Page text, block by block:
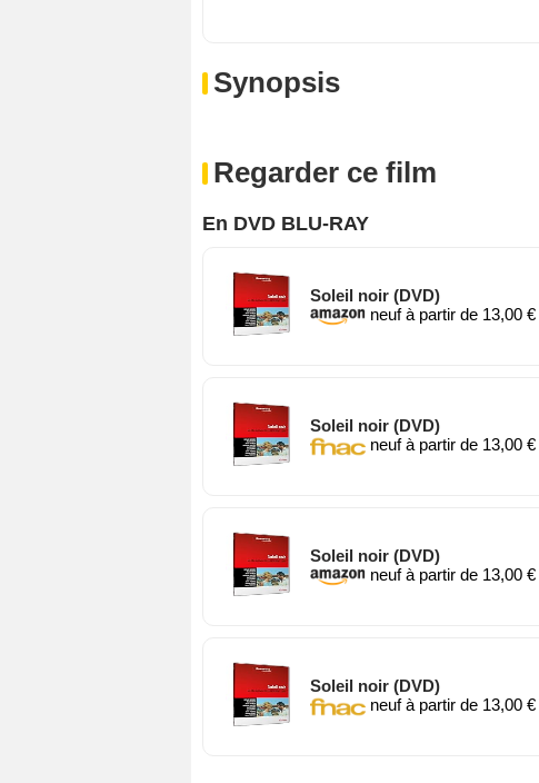
Synopsis
Regarder ce film
En DVD BLU-RAY
Soleil noir (DVD)
neuf à partir de 13,00 €
Soleil noir (DVD)
neuf à partir de 13,00 €
Soleil noir (DVD)
neuf à partir de 13,00 €
Soleil noir (DVD)
neuf à partir de 13,00 €